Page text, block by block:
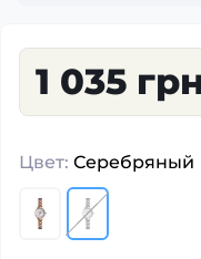
1 035
Цвет: Серебряный